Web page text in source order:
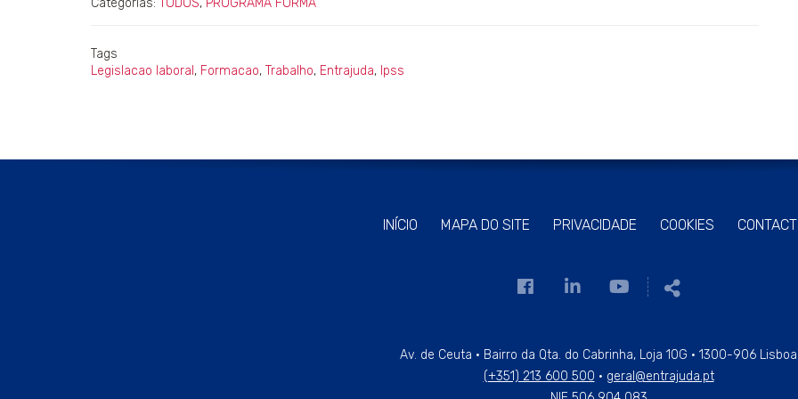
Categorias: TODOS, PROGRAMA FORMA
Tags
Legislacao laboral , Formacao, Trabalho, Entrajuda, Ipss
INÍCIO MAPA DO SITE PRIVACIDADE COOKIES
Link
página
de
Link
página
de
Link
página
de
Av. de Ceuta · Bairro da Qta. do Cabrinha, Loja 10G · 1300-906 Lisboa
(+351) 213 600 500 · geral@entrajuda.pt